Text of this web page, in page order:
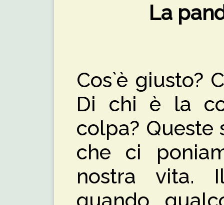
La
Cos`è giusto?
Di chi è la
colpa?
che ci
nostra vita.